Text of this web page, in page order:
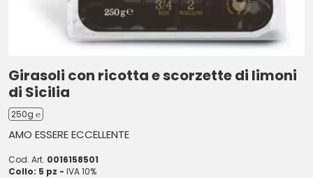
Girasoli con ricotta e scorzette di limoni
di Sicilia
250g ℮
AMO ESSERE ECCELLENTE
Cod. Art. 0016158501
Collo: 5 pz - IVA 10%